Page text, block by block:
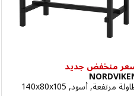
منخفض جديد
طاولة مرتفعة, أسود, ‎140x80x105